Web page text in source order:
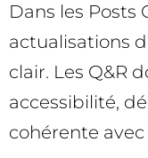
Dans les Posts
actualisations
clair. Les Q&R
accessibilité,
cohérente avec